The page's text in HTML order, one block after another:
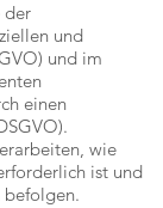
der
und
und im
einen
wie
ist und
befolgen.